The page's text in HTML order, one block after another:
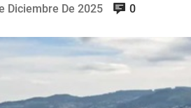
Diciembre De 2025 0